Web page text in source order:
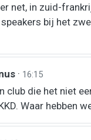
net, in zuid-
bij het
· 16:15
club die het niet
Waar hebben